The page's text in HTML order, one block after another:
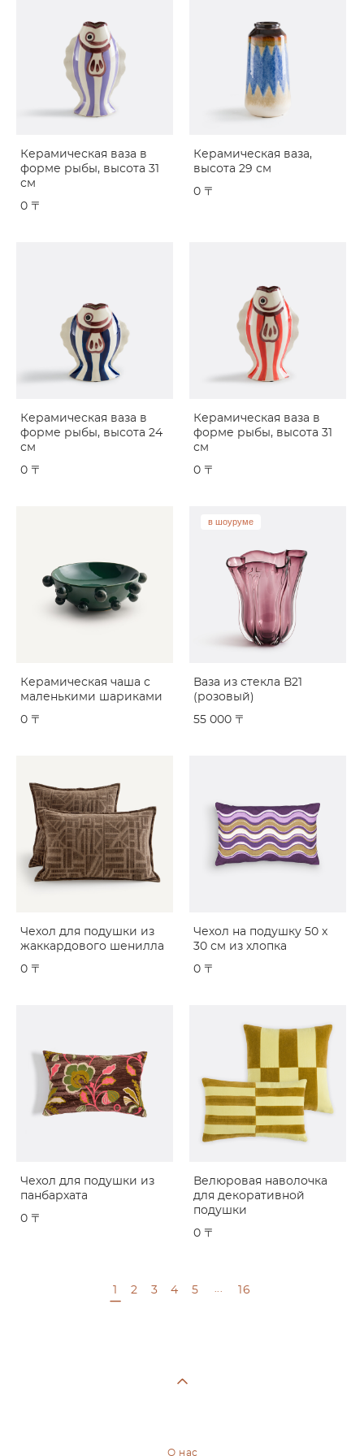
Керамическая ваза в
форме рыбы, высота 31
см
0 〒
Керамическая ваза,
высота 29 см
0 〒
Керамическая ваза в
форме рыбы, высота 24
см
0 〒
Керамическая ваза в
форме рыбы, высота 31
см
0 〒
Керамическая чаша с
маленькими шариками
0 〒
в шоуруме
Ваза из стекла В21
(розовый)
55 000 〒
Чехол для подушки из
жаккардового шенилла
0 〒
Чехол на подушку 50 x
30 см из хлопка
0 〒
Чехол для подушки из
панбархата
0 〒
Велюровая наволочка
для декоративной
подушки
0 〒
2 3 4 5 16
О нас